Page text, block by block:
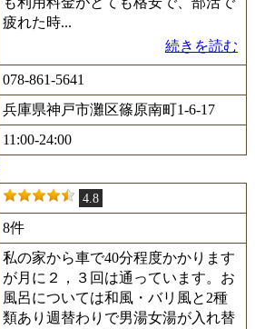
疲れた時...
続きを読む
078-861-5641
兵庫県神戸市灘区篠原南町1-6-17
11:00-24:00
4.8
8件
私の家から車で40分程度かかります
が月に２，３回は通っています。お
風呂については和風・バリ風と2種
類あり週替わりで男湯女湯が入れ替